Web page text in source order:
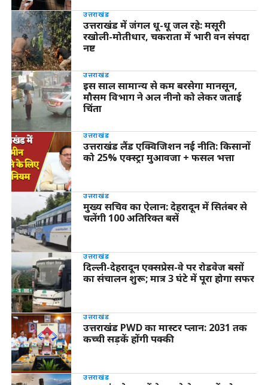
उत्तराखंड
उत्तराखंड में जंगल धू-धू जल रहे: मसूरी
रखोली-मोतीधार, चकराता में भारी वन संपदा
नष्ट
उत्तराखंड
इस साल सामान्य से कम बरसेगा मानसून,
मौसम विभाग ने अल नीनो को लेकर जताई
चिंता
उत्तराखंड
उत्तराखंड लैंड एक्विजिशन नई नीति: किसानों
को 25% एक्स्ट्रा मुआवजा + फसल भत्ता
उत्तराखंड
मुख्य सचिव का ऐलान: देहरादून में सितंबर से
चलेंगी 100 अतिरिक्त बसें
उत्तराखंड
दिल्ली-देहरादून एक्सप्रेस-वे पर रोडवेज बसों
का संचालन शुरू; मात्र 3 घंटे में पूरा होगा सफर
उत्तराखंड
उत्तराखंड PWD का मास्टर प्लान: 2031 तक
कच्ची सड़कें होंगी पक्की
उत्तराखंड